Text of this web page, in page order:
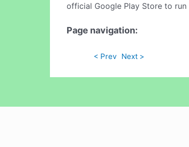
official Google Play Store to run
Page navigation:
< Prev Next >